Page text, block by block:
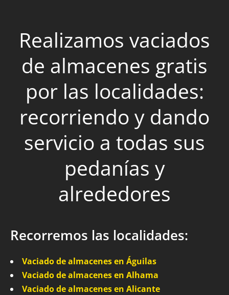
Realizamos vaciados
de almacenes gratis
por las localidades:
recorriendo y dando
servicio a todas sus
pedanías y
alrededores
Recorremos las localidades:
Vaciado de almacenes en Águilas
Vaciado de almacenes en Alhama
Vaciado de almacenes en Alicante